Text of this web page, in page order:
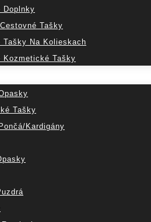
Doplnky
Tašky
Tašky Na Kolieskach
Kozmetické Tašky
Tašky
Kardigány